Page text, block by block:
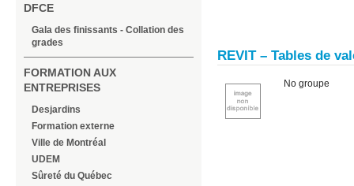
DFCE
Gala des finissants - Collation des
grades
FORMATION AUX
ENTREPRISES
Desjardins
Formation externe
Ville de Montréal
UDEM
Sûreté du Québec
REVIT – Tables de
No groupe